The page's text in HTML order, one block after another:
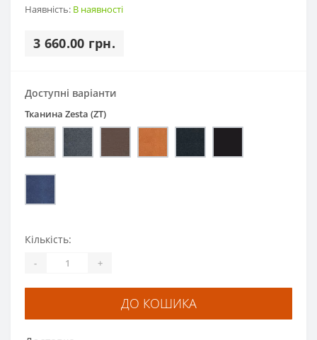
Наявність: В наявності
3 660.00 грн.
Доступні варіанти
Тканина Zesta (ZT)
Кількість:
- +
ДО КОШИКА